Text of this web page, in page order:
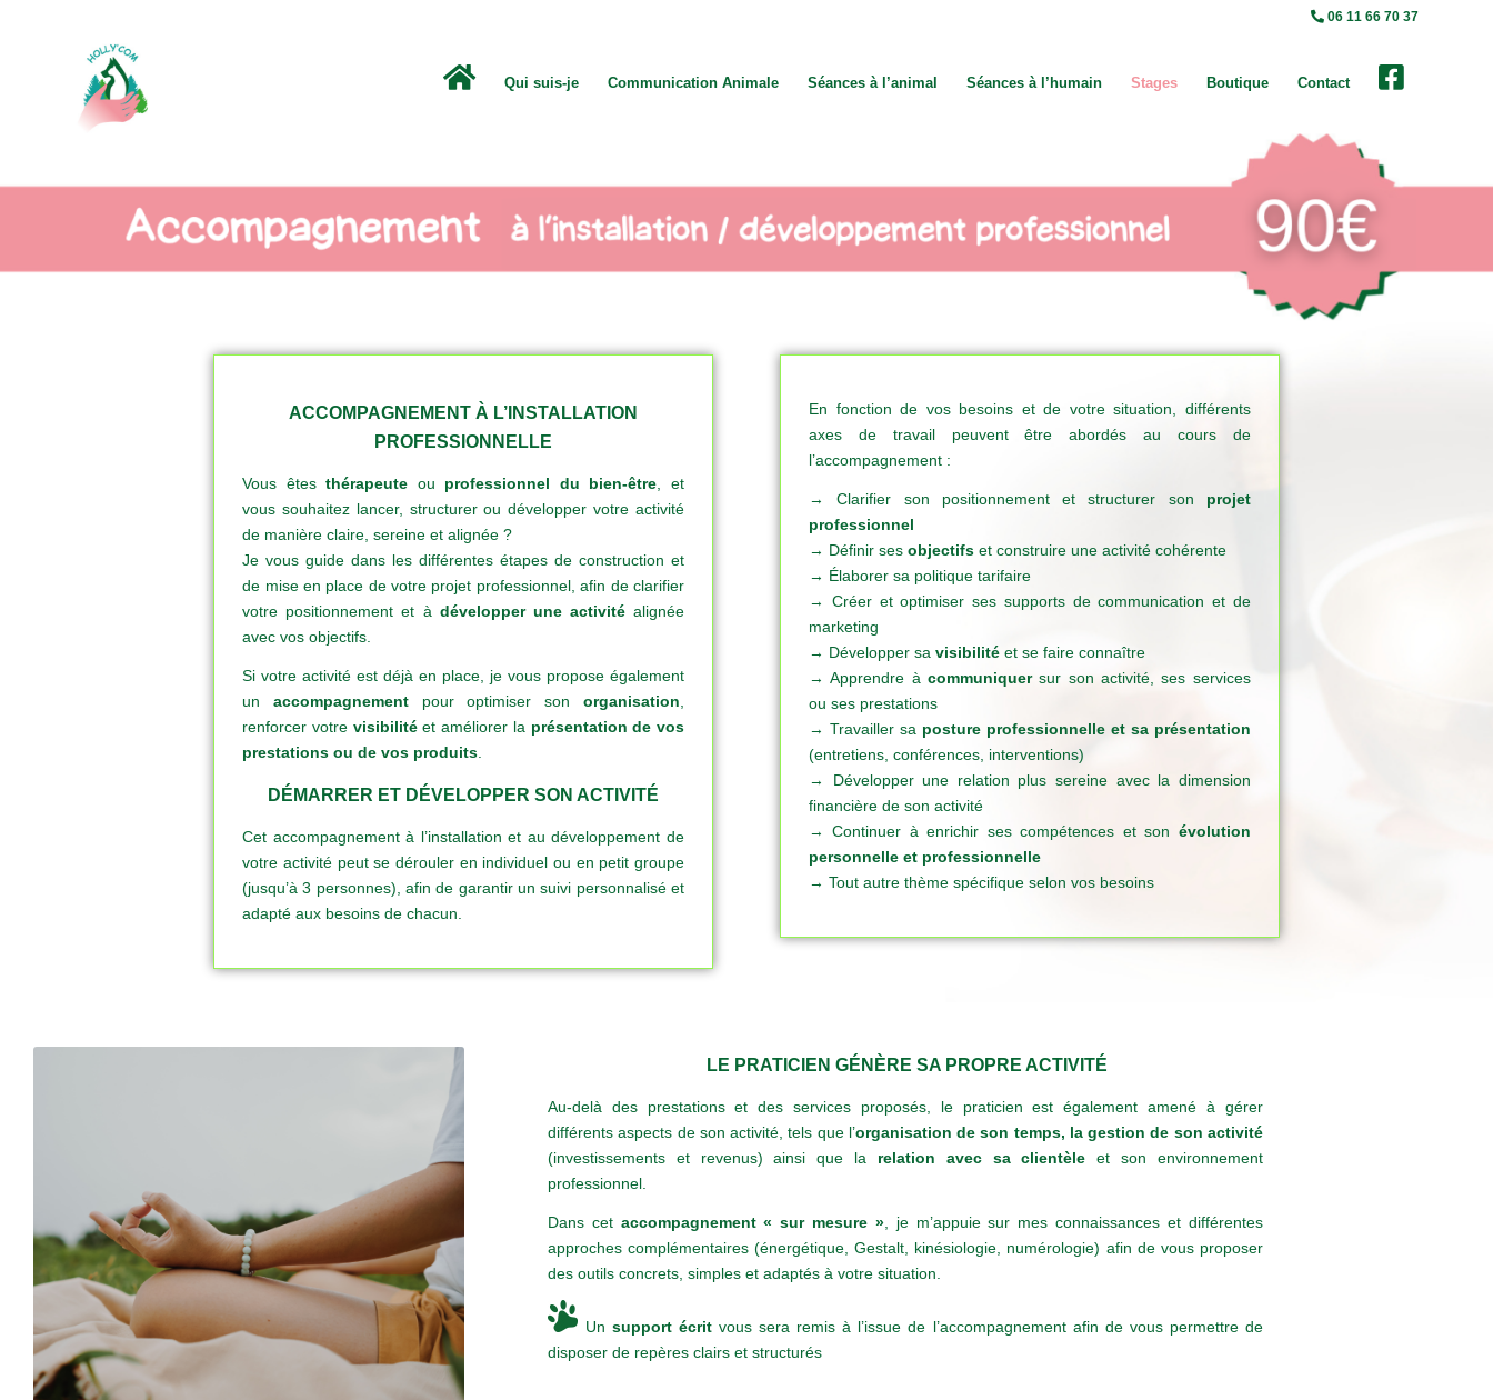
06 11 66 70 37
Qui suis-je Communication Animale Séances à l’animal Séances à l’humain Stages Boutique Contact
ACCOMPAGNEMENT À L’INSTALLATION
PROFESSIONNELLE
Vous êtesthérapeute ou professionnel du bien-être , et
vous souhaitez lancer, structurer ou développer votre activité
de manière claire, sereine et alignée ?
Je vous guide dans les différentes étapes de construction et
de mise en place de votre projet professionnel, afin de clarifier
votre positionnement et à développer une activitéalignée
avec vos objectifs.
Si votre activité est déjà en place, je vous propose également
un accompagnementpour optimiser son organisation
renforcer votre visibilitéet améliorer la présentation de vos
prestations ou de vos produits
DÉMARRER ET DÉVELOPPER SON ACTIVITÉ
Cet accompagnement à l’installation et au développement de
votre activité peut se dérouler en individuel ou en petit groupe
(jusqu’à 3 personnes), afin de garantir un suivi personnalisé et
adapté aux besoins de chacun.
En fonction de vos besoins et de votre situation, différents
axes de travail peuvent être abordés au cours de
l’accompagnement :
→ Clarifier son positionnement et structurer son projet
professionnel
→ Définir ses objectifs et construire une activité cohérente
→ Élaborer sa politique tarifaire
→ Créer et optimiser ses supports de communication et de
marketing
→ Développer sa visibilité et se faire connaître
→ Apprendre àcommuniquersur son activité, ses services
ou ses prestations
→ Travailler sa posture professionnelle et sa présentation
(entretiens, conférences, interventions)
→ Développer une relation plus sereine avec la dimension
financière de son activité
→ Continuer à enrichir ses compétences et son évolution
personnelle et professionnelle
→ Tout autre thème spécifique selon vos besoins
LE PRATICIEN GÉNÈRE SA PROPRE ACTIVITÉ
Au-delà des prestations et des services proposés, le praticien est également amené à gérer
différents aspects de son activité, tels que l’organisation de son temps, la gestion de son activité
(investissements et revenus) ainsi que la relation avec sa clientèle et son environnement
professionnel.
Dans cet accompagnement « sur mesure », je m’appuie sur mes connaissances et différentes
approches complémentaires (énergétique, Gestalt, kinésiologie, numérologie) afin de vous proposer
des outils concrets, simples et adaptés à votre situation.
Unsupport écrit vous sera remis à l’issue de l’accompagnement afin de vous permettre de
disposer de repères clairs et structurés